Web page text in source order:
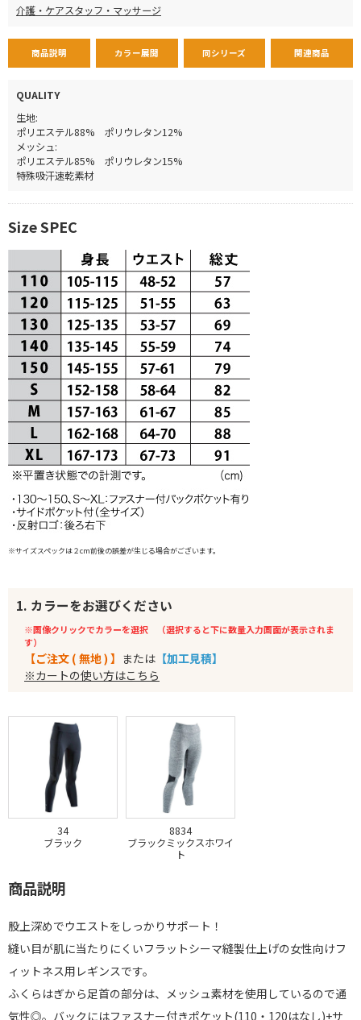
介護・ケアスタッフ・マッサージ
商品説明 カラー展開 同シリーズ 関連商品
QUALITY
生地:
ポリエステル88% ポリウレタン12%
メッシュ:
ポリエステル85% ポリウレタン15%
特殊吸汗速乾素材
Size SPEC
※サイズスペックは２cm前後の誤差が生じる場合がございます。
1. カラーをお選びください
※画像クリックでカラーを選択 （選択すると下に数量入力画面が表示されま
す）
【ご注文 ( 無地 ) 】 または 【加工見積】
※カートの使い方はこちら
34
ブラック
8834
ブラックミックスホワイ
ト
商品説明
股上深めでウエストをしっかりサポート！
縫い目が肌に当たりにくいフラットシーマ縫製仕上げの女性向けフ
ィットネス用レギンスです。
ふくらはぎから足首の部分は、メッシュ素材を使用しているので通
気性◎。バックにはファスナー付きポケット(110・120はなし)+サ